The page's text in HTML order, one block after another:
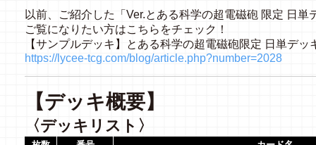
以前、ご紹介した「Ver.とある科学の超電磁砲 限定 日単
ご覧になりたい方はこちらをチェック！
【サンプルデッキ】とある科学の超電磁砲限定 日単デッ
https://lycee-tcg.com/blog/article.php?number=2028
【デッキ概要】
〈デッキリスト〉